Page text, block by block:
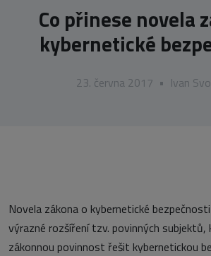
Co přinese novela
kybernetické
23. června 2017 • Ivan
Novela zákona o kybernetické
výrazné rozšíření tzv. povinných
zákonnou povinnost řešit kybernetickou